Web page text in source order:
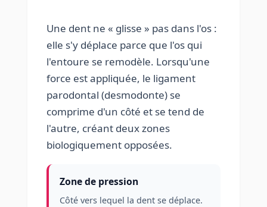
Une dent ne « glisse » pas dans l'os :
elle s'y déplace parce que l'os qui
l'entoure se remodèle. Lorsqu'une
force est appliquée, le ligament
parodontal (desmodonte) se
comprime d'un côté et se tend de
l'autre, créant deux zones
biologiquement opposées.
Zone de pression
Côté vers lequel la dent se déplace.